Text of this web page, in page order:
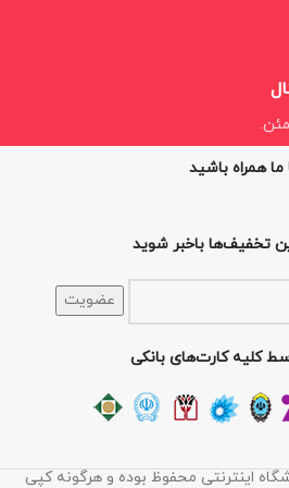
ما همراه باشید
تخفیف‌ها باخبر شوید
کلیه کارت‌های بانکی
اینترنتی محفوظ بوده و هرگونه کپی